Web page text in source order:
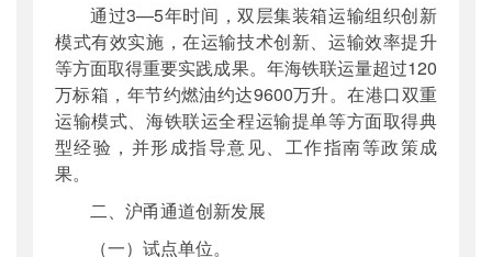
通过3—5年时间，双层集装箱运输组织创新
模式有效实施，在运输技术创新、运输效率提升
等方面取得重要实践成果。年海铁联运量超过120
万标箱，年节约燃油约达9600万升。在港口双重
运输模式、海铁联运全程运输提单等方面取得典
型经验，并形成指导意见、工作指南等政策成
果。
二、沪甬通道创新发展
（一）试点单位。